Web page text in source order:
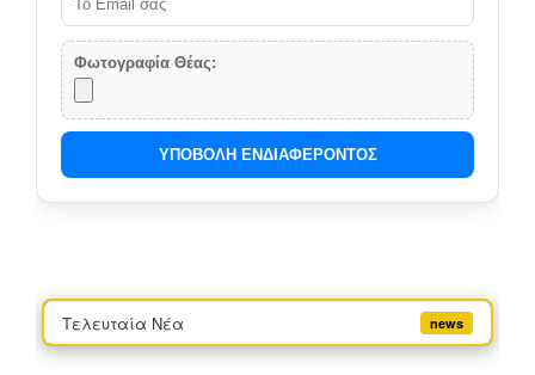
Φωτογραφία Θέας:
ΥΠΟΒΟΛΗ ΕΝΔΙΑΦΕΡΟΝΤΟΣ
Τελευταία Νέα news